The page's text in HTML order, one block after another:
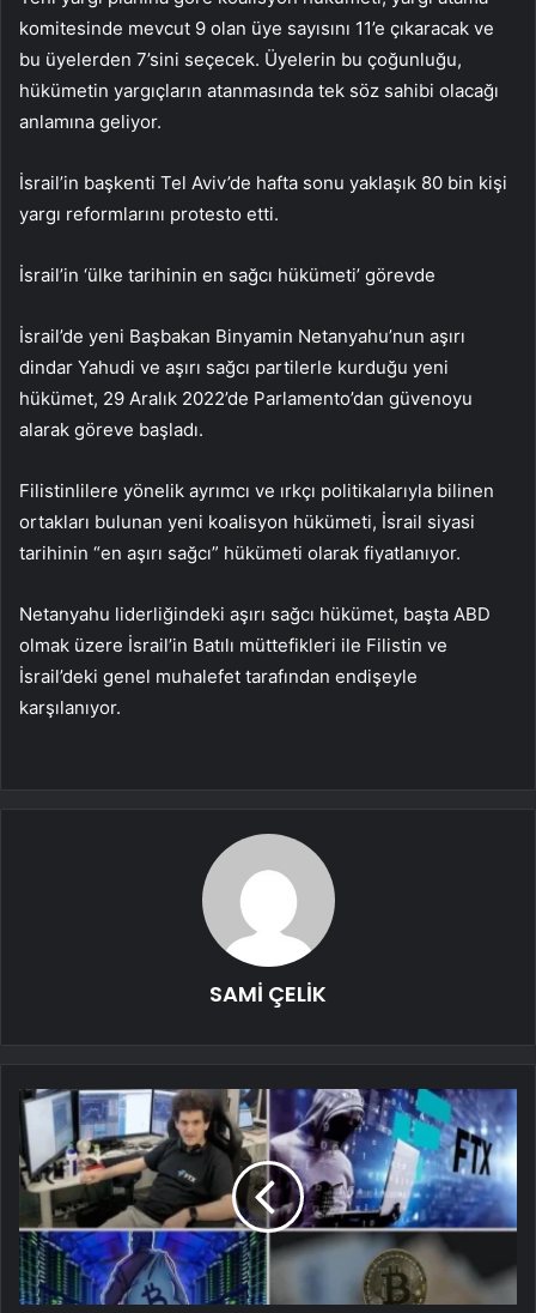
komitesinde mevcut 9 olan üye sayısını 11’e çıkaracak ve
bu üyelerden 7’sini seçecek. Üyelerin bu çoğunluğu,
hükümetin yargıçların atanmasında tek söz sahibi olacağı
anlamına geliyor.
İsrail’in başkenti Tel Aviv’de hafta sonu yaklaşık 80 bin kişi
yargı reformlarını protesto etti.
İsrail’in ‘ülke tarihinin en sağcı hükümeti’ görevde
İsrail’de yeni Başbakan Binyamin Netanyahu’nun aşırı
dindar Yahudi ve aşırı sağcı partilerle kurduğu yeni
hükümet, 29 Aralık 2022’de Parlamento’dan güvenoyu
alarak göreve başladı.
Filistinlilere yönelik ayrımcı ve ırkçı politikalarıyla bilinen
ortakları bulunan yeni koalisyon hükümeti, İsrail siyasi
tarihinin “en aşırı sağcı” hükümeti olarak fiyatlanıyor.
Netanyahu liderliğindeki aşırı sağcı hükümet, başta ABD
olmak üzere İsrail’in Batılı müttefikleri ile Filistin ve
İsrail’deki genel muhalefet tarafından endişeyle
karşılanıyor.
SAMİ ÇELİK